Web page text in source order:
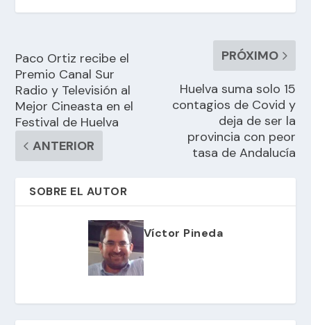
Paco Ortiz recibe el
Premio Canal Sur
Radio y Televisión al
Mejor Cineasta en el
Festival de Huelva
ANTERIOR
PRÓXIMO
Huelva suma solo 15
contagios de Covid y
deja de ser la
provincia con peor
tasa de Andalucía
SOBRE EL AUTOR
Víctor Pineda